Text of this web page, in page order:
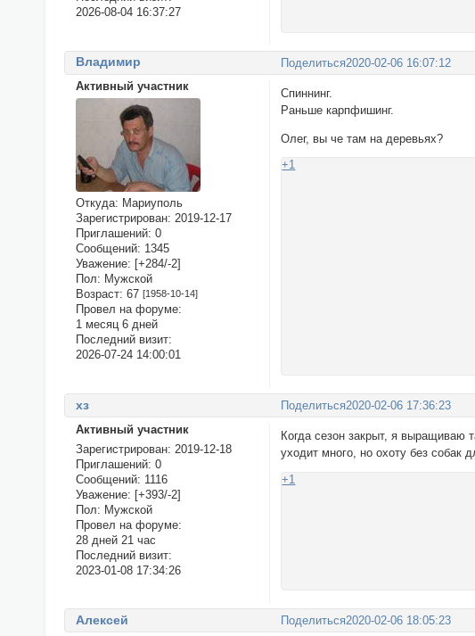
2026-08-04 16:37:27
Поделиться2020-02-06 16:07:12
Владимир
Активный участник
Откуда: Мариуполь
Зарегистрирован: 2019-12-17
Приглашений: 0
Сообщений: 1345
Уважение: [+284/-2]
Пол: Мужской
Возраст: 67 [1958-10-14]
Провел на форуме:
1 месяц 6 дней
Последний визит:
2026-07-24 14:00:01
Спиннинг.
Раньше карпфишинг.
Олег, вы че там на деревьях?
+1
Поделиться2020-02-06 17:36:23
хз
Активный участник
Зарегистрирован: 2019-12-18
Приглашений: 0
Сообщений: 1116
Уважение: [+393/-2]
Пол: Мужской
Провел на форуме:
28 дней 21 час
Последний визит:
2023-01-08 17:34:26
Когда сезон закрыт, я выращиваю
уходит много, но охоту без собак
+1
Поделиться2020-02-06 18:05:23
Алексей